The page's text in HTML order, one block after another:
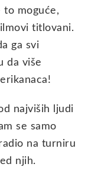
to moguće,
titlovani.
ga svi
da više
najviših ljudi
se samo
na turniru
njih.